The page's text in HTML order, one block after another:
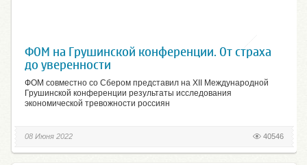
ФОМ на Грушинской конференции. От страха
до уверенности
ФОМ совместно со Сбером представил на XII Международной
Грушинской конференции результаты исследования
экономической тревожности россиян
40546
08 Июня 2022